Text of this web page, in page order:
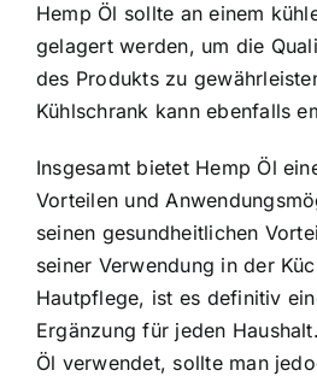
Hemp Öl sollte an einem
gelagert werden, um die
des Produkts zu
Kühlschrank kann ebenfalls
Insgesamt bietet Hemp Öl
Vorteilen und
seinen gesundheitlichen
seiner Verwendung in der
Hautpflege, ist es definitiv
Ergänzung für jeden
Öl verwendet, sollte man